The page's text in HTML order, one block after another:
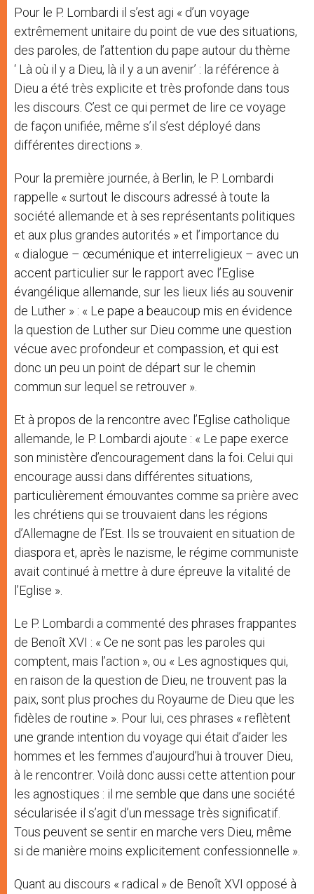
Pour le P. Lombardi il s’est agi « d’un voyage
extrêmement unitaire du point de vue des situations,
des paroles, de l’attention du pape autour du thème
‘ Là où il y a Dieu, là il y a un avenir’ : la référence à
Dieu a été très explicite et très profonde dans tous
les discours. C’est ce qui permet de lire ce voyage
de façon unifiée, même s’il s’est déployé dans
différentes directions ».
Pour la première journée, à Berlin, le P. Lombardi
rappelle « surtout le discours adressé à toute la
société allemande et à ses représentants politiques
et aux plus grandes autorités » et l’importance du
« dialogue – œcuménique et interreligieux – avec un
accent particulier sur le rapport avec l’Eglise
évangélique allemande, sur les lieux liés au souvenir
de Luther » : « Le pape a beaucoup mis en évidence
la question de Luther sur Dieu comme une question
vécue avec profondeur et compassion, et qui est
donc un peu un point de départ sur le chemin
commun sur lequel se retrouver ».
Et à propos de la rencontre avec l’Eglise catholique
allemande, le P. Lombardi ajoute : « Le pape exerce
son ministère d’encouragement dans la foi. Celui qui
encourage aussi dans différentes situations,
particulièrement émouvantes comme sa prière avec
les chrétiens qui se trouvaient dans les régions
d’Allemagne de l’Est. Ils se trouvaient en situation de
diaspora et, après le nazisme, le régime communiste
avait continué à mettre à dure épreuve la vitalité de
l’Eglise ».
Le P. Lombardi a commenté des phrases frappantes
de Benoît XVI : « Ce ne sont pas les paroles qui
comptent, mais l’action », ou « Les agnostiques qui,
en raison de la question de Dieu, ne trouvent pas la
paix, sont plus proches du Royaume de Dieu que les
fidèles de routine ». Pour lui, ces phrases « reflètent
une grande intention du voyage qui était d’aider les
hommes et les femmes d’aujourd’hui à trouver Dieu,
à le rencontrer. Voilà donc aussi cette attention pour
les agnostiques : il me semble que dans une société
sécularisée il s’agit d’un message très significatif.
Tous peuvent se sentir en marche vers Dieu, même
si de manière moins explicitement confessionnelle ».
Quant au discours « radical » de Benoît XVI opposé à